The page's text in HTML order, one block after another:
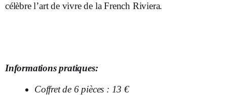
célèbre l’art de vivre de la French Riviera.
Informations pratiques:
Coffret de 6 pièces : 13 €